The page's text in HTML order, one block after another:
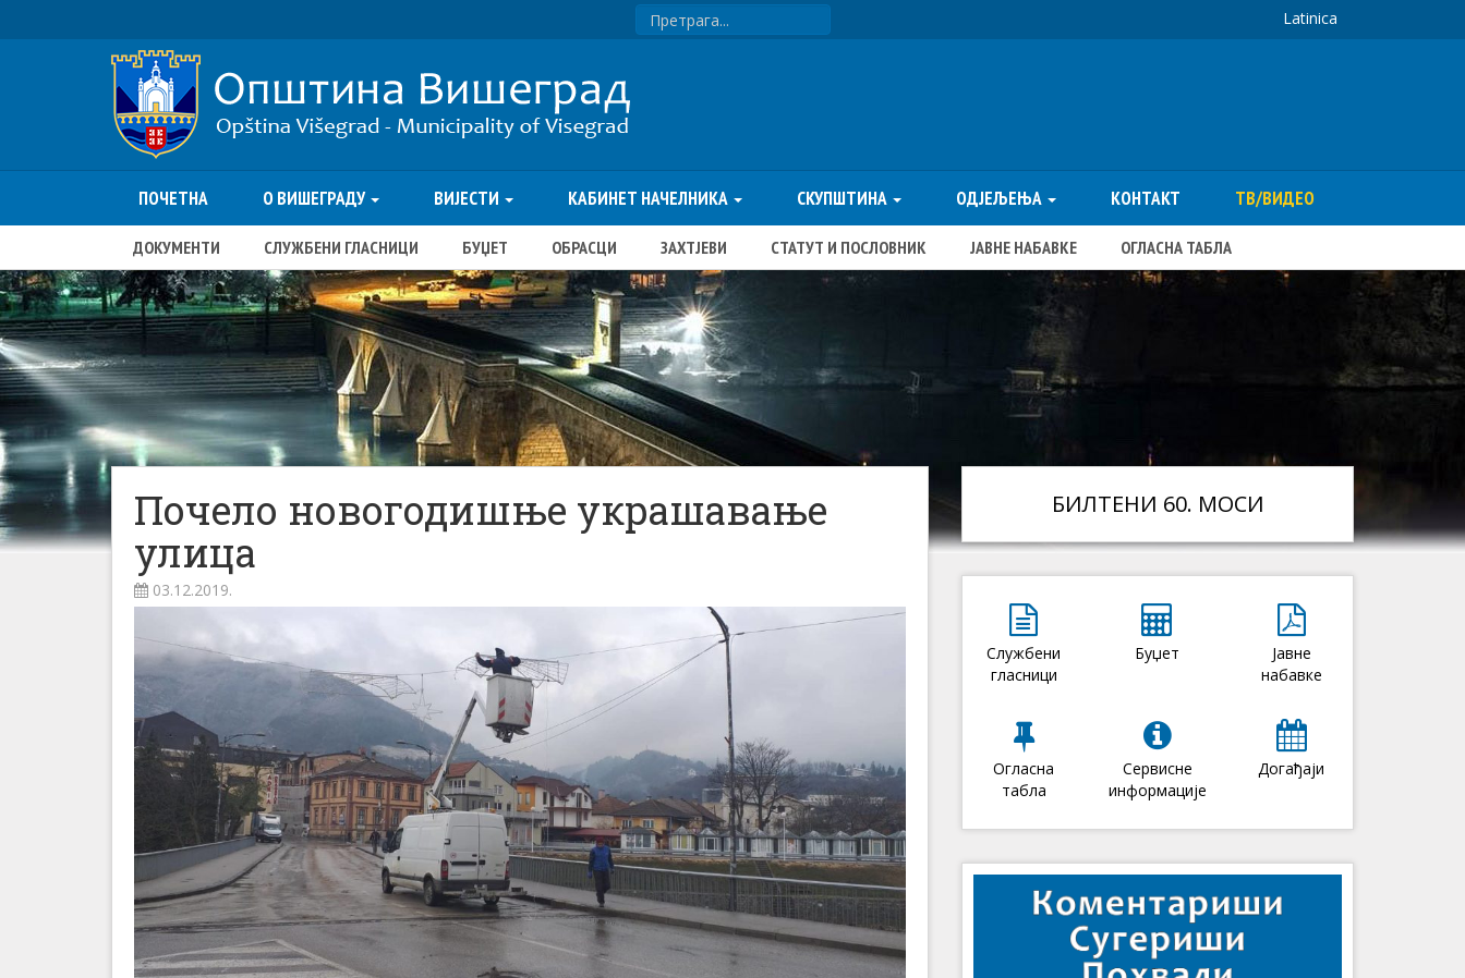
Latinica
ПОЧЕТНА О ВИШЕГРАДУ ВИЈЕСТИ КАБИНЕТ НАЧЕЛНИКА СКУПШТИНА ОДЈЕЉЕЊА КОНТАКТ ТВ/ВИДЕО
ДОКУМЕНТИ СЛУЖБЕНИ ГЛАСНИЦИ БУЏЕТ ОБРАСЦИ ЗАХТЈЕВИ СТАТУТ И ПОСЛОВНИК ЈАВНЕ НАБАВКЕ ОГЛАСНА ТАБЛА
Почело новогодишње украшавање
улица
03.12.2019.
БИЛТЕНИ 60. МОСИ
Службени
гласници
Буџет
Јавне
набавке
Огласна
табла
Сервисне
информације
Догађаји